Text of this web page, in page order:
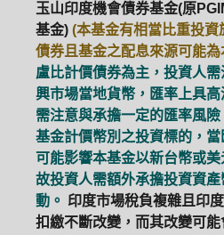
玉山印度機會債券基金(原
基金) (本基金有相當比重投
債券且基金之配息來源可能為
盧比計價債券為主，投資人
興市場當地貨幣，匯率上具
需注意與承擔一定的匯率風
基金計價幣別之投資標的，當
可能影響本基金以新台幣或美
故投資人需額外承擔投資資
動。 印度市場稅負複雜且印
扣繳不斷改變，而其改變可